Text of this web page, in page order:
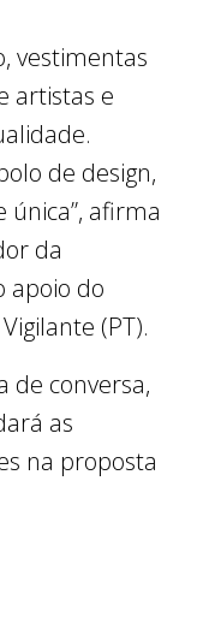
vestimentas
artistas e
de design,
afirma
da
apoio do
(PT).
de conversa,
as
na proposta